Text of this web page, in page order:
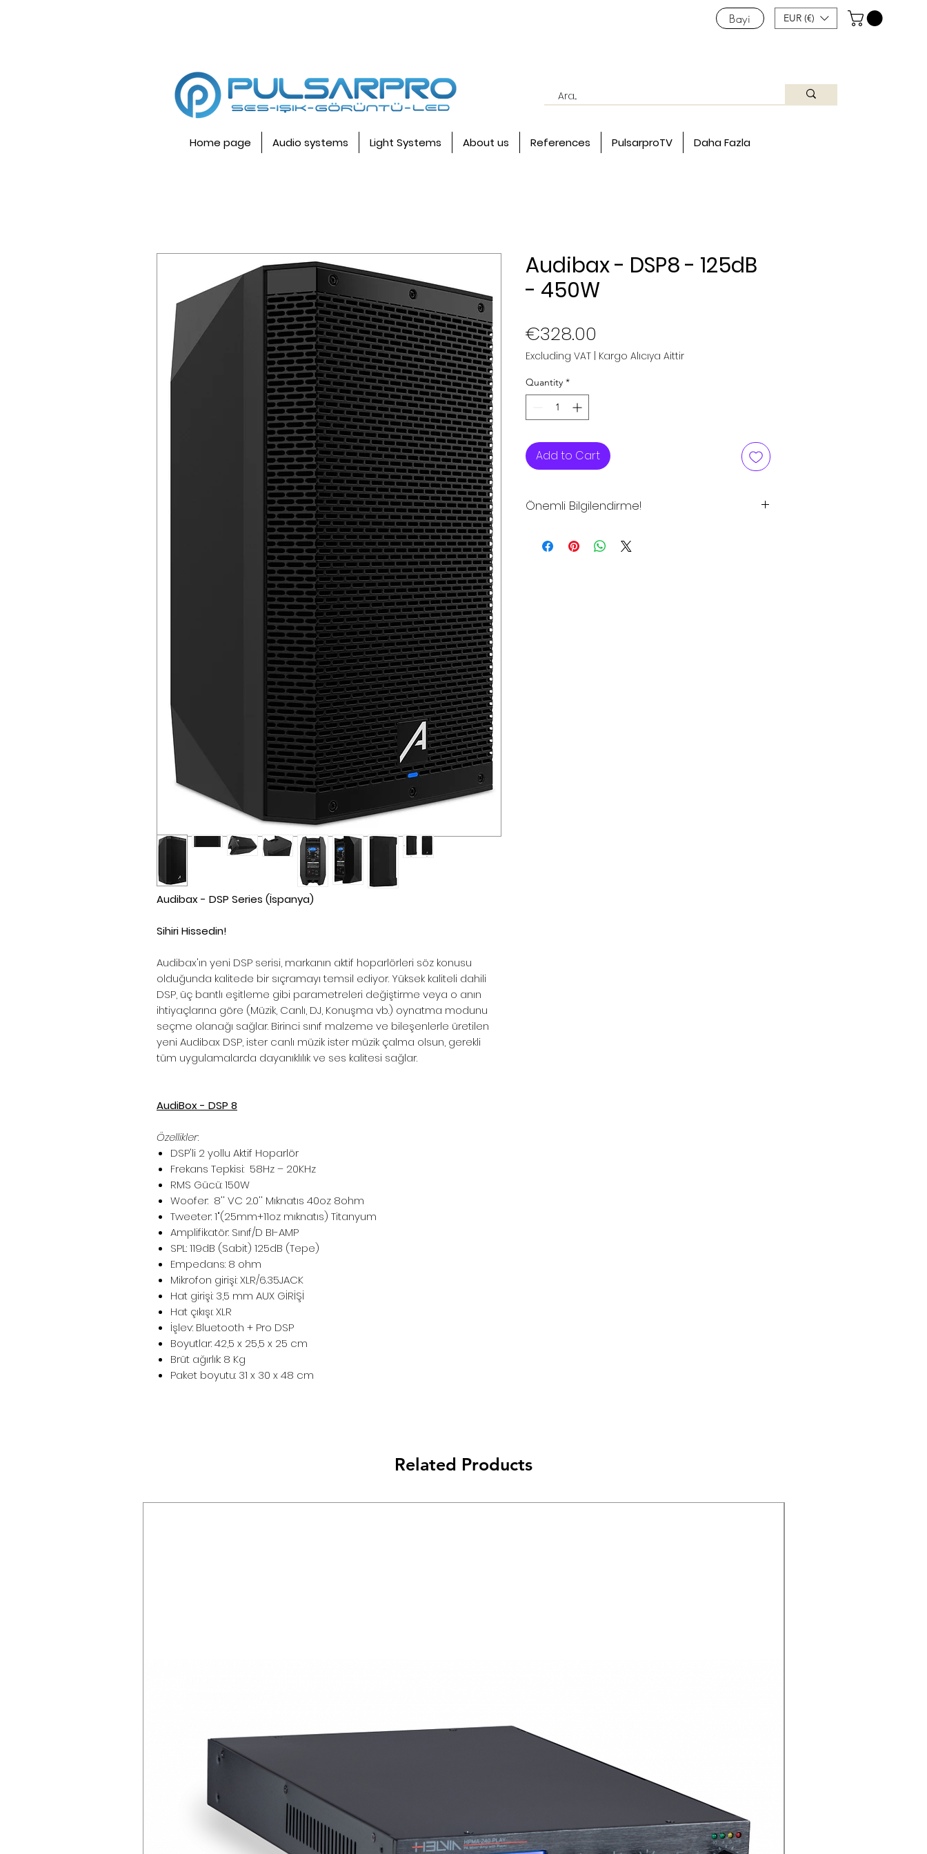
Bayi EUR (€)
Home page Audio systems Light Systems About us References PulsarproTV Daha Fazla
Audibax - DSP Series (İspanya)
Sihiri Hissedin!
Audibax'ın yeni DSP serisi, markanın aktif hoparlörleri söz konusu
olduğunda kalitede bir sıçramayı temsil ediyor. Yüksek kaliteli dahili
DSP, üç bantlı eşitleme gibi parametreleri değiştirme veya o anın
ihtiyaçlarına göre (Müzik, Canlı, DJ, Konuşma vb.) oynatma modunu
seçme olanağı sağlar. Birinci sınıf malzeme ve bileşenlerle üretilen
yeni Audibax DSP, ister canlı müzik ister müzik çalma olsun, gerekli
tüm uygulamalarda dayanıklılık ve ses kalitesi sağlar.
AudiBox - DSP 8
Özellikler:
DSP'li 2 yollu Aktif Hoparlör
Frekans Tepkisi: 58Hz – 20KHz
RMS Gücü: 150W
Woofer: 8'' VC 2.0'' Mıknatıs 40oz 8ohm
Tweeter: 1"(25mm+11oz mıknatıs) Titanyum
Amplifikatör: Sınıf/D BI-AMP
SPL: 119dB (Sabit) 125dB (Tepe)
Empedans: 8 ohm
Mikrofon girişi: XLR/6.35JACK
Hat girişi: 3,5 mm AUX GİRİŞİ
Hat çıkışı: XLR
İşlev: Bluetooth + Pro DSP
Boyutlar: 42,5 x 25,5 x 25 cm
Brüt ağırlık: 8 Kg
Paket boyutu: 31 x 30 x 48 cm
Audibax - DSP8 - 125dB
- 450W
€328.00
Excluding VAT | Kargo Alıcıya Aittir
Quantity *
Add to Cart
Önemli Bilgilendirme!
fiyatlarıdır
Related Products